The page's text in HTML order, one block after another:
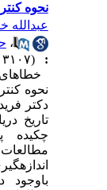
نحوه کنترل
عبدالله
،
خطاهای
چکیده